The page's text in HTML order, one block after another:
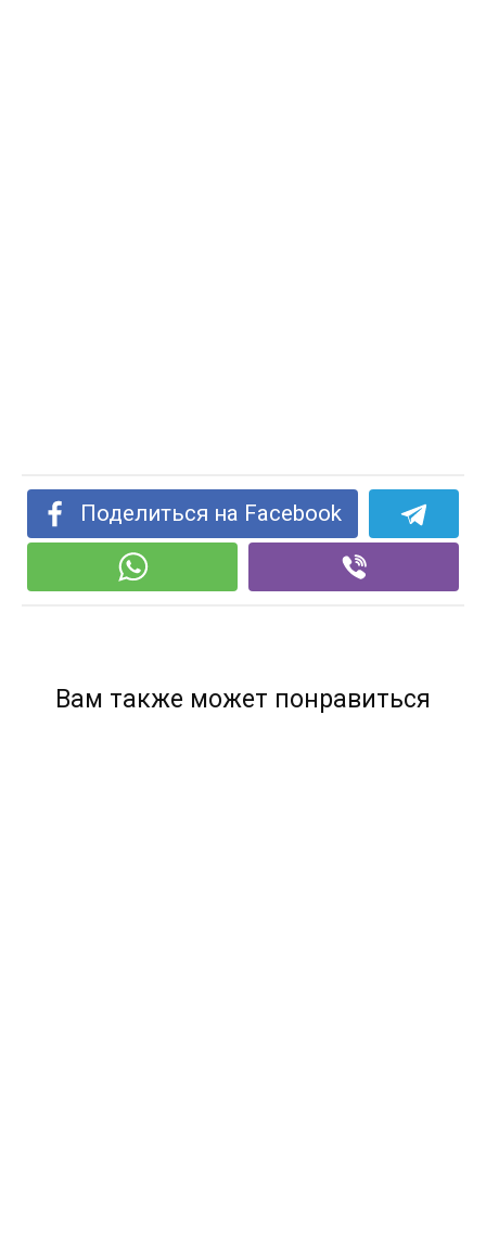
Поделиться на Facebook
Вам также может понравиться